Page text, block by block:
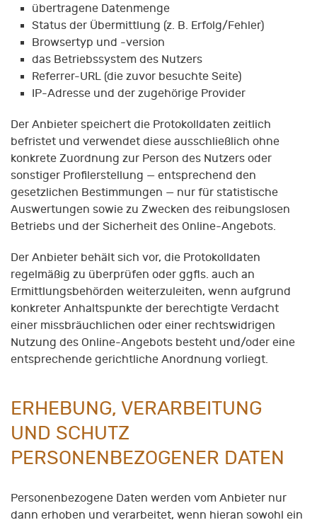
übertragene Datenmenge
Status der Übermittlung (z. B. Erfolg/Fehler)
Browsertyp und -version
das Betriebssystem des Nutzers
Referrer-URL (die zuvor besuchte Seite)
IP-Adresse und der zugehörige Provider
Der Anbieter speichert die Protokolldaten zeitlich
befristet und verwendet diese ausschließlich ohne
konkrete Zuordnung zur Person des Nutzers oder
sonstiger Profilerstellung — entsprechend den
gesetzlichen Bestimmungen — nur für statistische
Auswertungen sowie zu Zwecken des reibungslosen
Betriebs und der Sicherheit des Online-Angebots.
Der Anbieter behält sich vor, die Protokolldaten
regelmäßig zu überprüfen oder ggfls. auch an
Ermittlungsbehörden weiterzuleiten, wenn aufgrund
konkreter Anhaltspunkte der berechtigte Verdacht
einer missbräuchlichen oder einer rechtswidrigen
Nutzung des Online-Angebots besteht und/oder eine
entsprechende gerichtliche Anordnung vorliegt.
ERHEBUNG, VERARBEITUNG
UND SCHUTZ
PERSONENBEZOGENER DATEN
Personenbezogene Daten werden vom Anbieter nur
dann erhoben und verarbeitet, wenn hieran sowohl ein